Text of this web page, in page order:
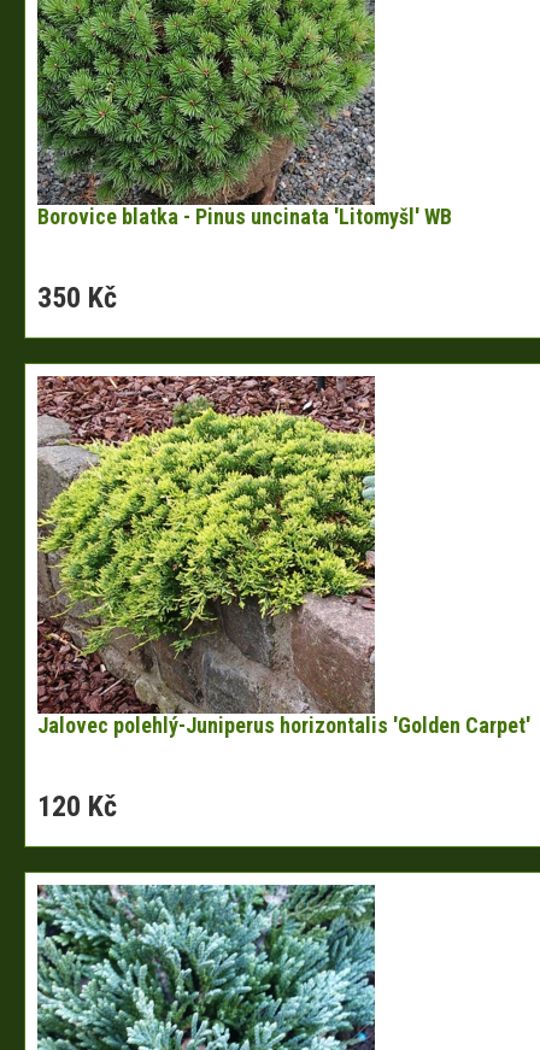
Borovice blatka - Pinus uncinata 'Litomyšl' WB
350 Kč
Jalovec polehlý-Juniperus horizontalis 'Golden Carpet'
120 Kč